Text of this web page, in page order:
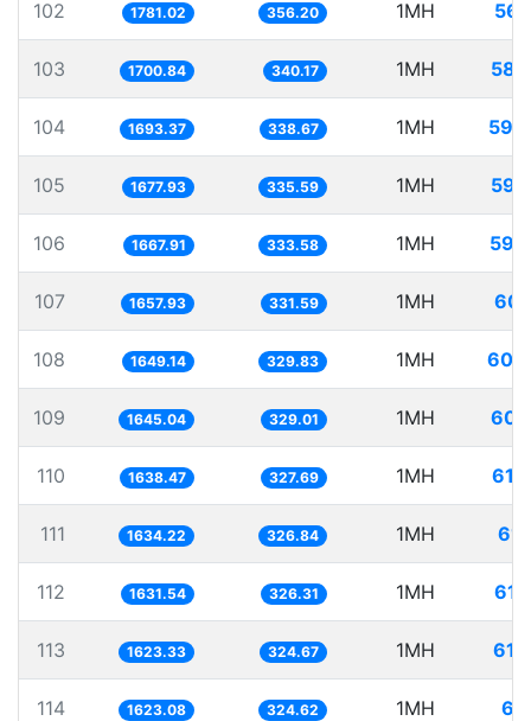
102 1781.02 356.20 1MH
103 1700.84 340.17 1MH
104 1693.37 338.67 1MH
105 1677.93 335.59 1MH
106 1667.91 333.58 1MH
107 1657.93 331.59 1MH
108 1649.14 329.83 1MH
109 1645.04 329.01 1MH
110 1638.47 327.69 1MH
111 1634.22 326.84 1MH
112 1631.54 326.31 1MH
113 1623.33 324.67 1MH
114 1623.08 324.62 1MH